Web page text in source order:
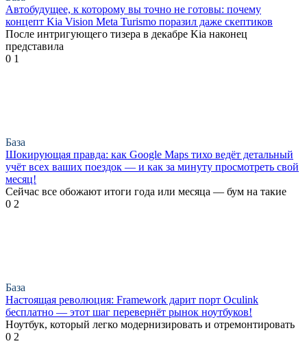
Автобудущее, к которому вы точно не готовы: почему
концепт Kia Vision Meta Turismo поразил даже скептиков
После интригующего тизера в декабре Kia наконец
представила
0 1
База
Шокирующая правда: как Google Maps тихо ведёт детальный
учёт всех ваших поездок — и как за минуту просмотреть свой
месяц!
Сейчас все обожают итоги года или месяца — бум на такие
0 2
База
Настоящая революция: Framework дарит порт Oculink
бесплатно — этот шаг перевернёт рынок ноутбуков!
Ноутбук, который легко модернизировать и отремонтировать
0 2